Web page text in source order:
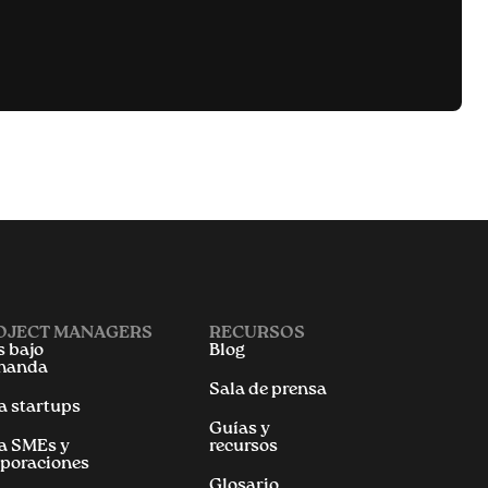
MANAGERS
bajo
startups
SMEs y
RECURSOS
Blog
Sala de prensa
Guías y
recursos